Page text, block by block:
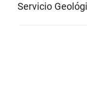
Servicio